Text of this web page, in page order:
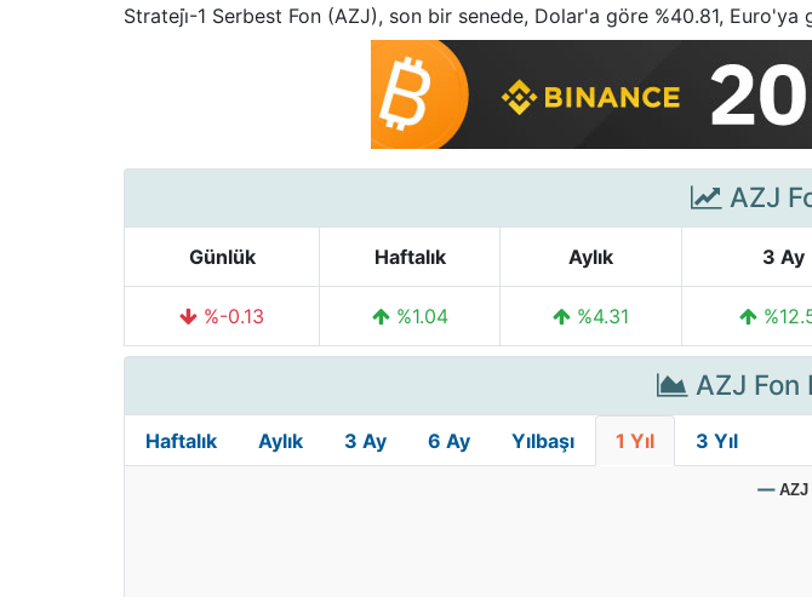
Strateji̇-1 Serbest Fon (AZJ), son bir senede, Dolar'a göre %40.81, Euro'ya
AZJ
Günlük Haftalık Aylık 3 Ay
%-0.13 %1.04 %4.31
AZJ
Haftalık Aylık 3 Ay 6 Ay Yılbaşı 1 Yıl 3 Yıl